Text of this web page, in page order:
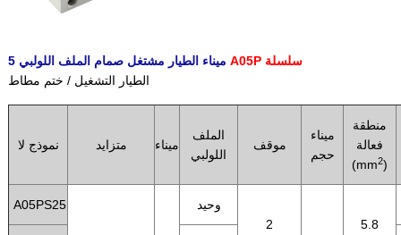
5 ميناء الطيار مشتغل صمام الملف اللولبي
A05P سلسلة
الطيار التشغيل / ختم مطاط
نموذج لا متزايد ميناء
الملف
اللولبي
موقف
ميناء
حجم
منطقة
فعالة
(mm2)
A05PS25
وحيد
2
5.8